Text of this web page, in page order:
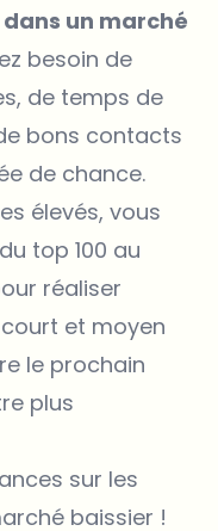
un marché
besoin de
de temps de
bons contacts
de chance.
élevés, vous
top 100 au
réaliser
et moyen
le prochain
plus
sur les
baissier !